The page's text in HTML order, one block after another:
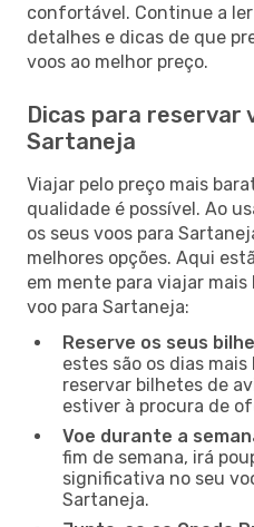
confortável. Continue a
detalhes e dicas de que
voos ao melhor preço.
Dicas para reservar
Sartaneja
Viajar pelo preço mais
qualidade é possível. Ao
os seus voos para
melhores opções. Aqui
em mente para viajar mais
voo para Sartaneja:
Reserve os seus
estes são os dias
reservar bilhetes de
estiver à procura de
Voe durante a
fim de semana, irá
significativa no seu
Sartaneja.